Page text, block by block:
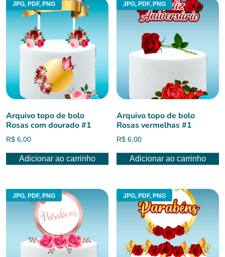
JPG, PDF, PNG
Arquivo topo de bolo
Rosas com dourado #1
R$ 6,00
Adicionar ao carrinho
JPG, PDF, PNG
Arquivo topo de bolo
Rosas vermelhas #1
R$ 6,00
Adicionar ao carrinho
JPG, PDF, PNG JPG, PDF, PNG